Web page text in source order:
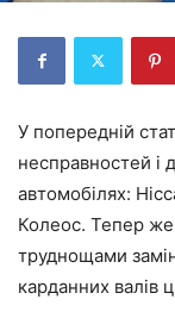
У попередній
несправностей і
автомобілях:
Колеос. Тепер
труднощами
карданних валів